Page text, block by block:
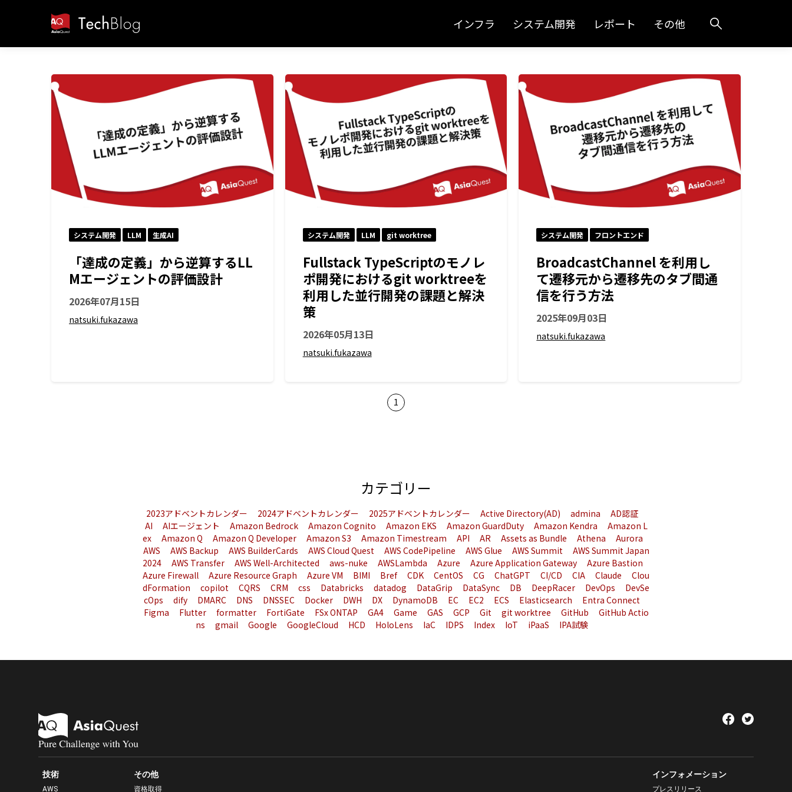
インフラ システム開発 レポート その他
システム開発 LLM 生成AI
「達成の定義」から逆算するLL
Mエージェントの評価設計
2026年07月15日
natsuki.fukazawa
システム開発 LLM git worktree
Fullstack TypeScriptのモノレ
ポ開発におけるgit worktreeを
利用した並行開発の課題と解決
策
2026年05月13日
natsuki.fukazawa
システム開発 フロントエンド
BroadcastChannel を利用し
て遷移元から遷移先のタブ間通
信を行う方法
2025年09月03日
natsuki.fukazawa
1
カテゴリー
2023アドベントカレンダー 2024アドベントカレンダー 2025アドベントカレンダー Active Directory(AD) admina
AD認証
AI
AIエージェント Amazon Bedrock Amazon Cognito Amazon EKS Amazon GuardDuty Amazon Kendra
Amazon L
ex
Amazon Q Amazon Q Developer Amazon S3 Amazon Timestream API AR Assets as Bundle Athena
Aurora
AWS
AWS Backup AWS BuilderCards AWS Cloud Quest AWS CodePipeline AWS Glue AWS Summit
AWS Summit Japan
2024
AWS Transfer AWS Well-Architected aws-nuke AWSLambda Azure Azure Application Gateway
Azure Bastion
Azure Firewall
Azure Resource Graph Azure VM BIMI Bref CDK CentOS CG ChatGPT CI/CD CIA Claude
Clou
dFormation
copilot CQRS CRM css Databricks datadog DataGrip DataSync DB DeepRacer DevOps
DevSe
cOps
dify DMARC DNS DNSSEC Docker DWH DX DynamoDB EC EC2 ECS Elasticsearch
Entra Connect
Figma
Flutter formatter FortiGate FSx ONTAP GA4 Game GAS GCP Git git worktree GitHub
GitHub Actio
ns
gmail Google GoogleCloud HCD HoloLens IaC IDPS Index IoT iPaaS IPA試験
技術
AWS
その他
資格取得
インフォメーション
プレスリリース